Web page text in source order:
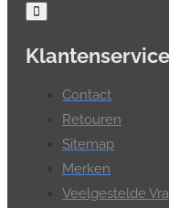
Klantenservice
Contact
Retouren
Sitemap
Merken
Veelgestelde